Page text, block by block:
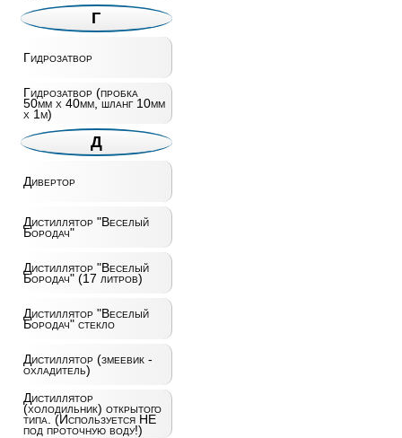
Г
Гидрозатвор
Гидрозатвор (пробка
50мм х 40мм, шланг 10мм
х 1м)
Д
Дивертор
Дистиллятор "Веселый
Бородач"
Дистиллятор "Веселый
Бородач" (17 литров)
Дистиллятор "Веселый
Бородач" стекло
Дистиллятор (змеевик -
охладитель)
Дистиллятор
(холодильник) открытого
типа. (Используется НЕ
под проточную воду!)